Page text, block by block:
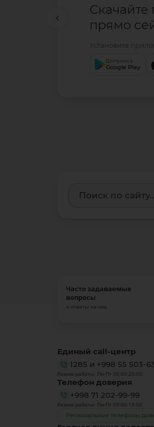
прямо
Установите
Доступно в
Google Play
Часто задаваемые
вопросы
и ответы на них
Единый call-центр
1285 и +998 55 503-
Режим работы: Пн-Пт 08:00-20:00
Телефон доверия
+998 71 202-99-99
Режим работы: Пн-Пт 09:00-18:00
Региональные телефоны